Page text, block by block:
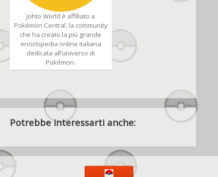
Johto World è affiliato a
Pokémon Central, la community
che ha creato la più grande
enciclopedia online italiana
dedicata all’universo di
Pokémon.
Potrebbe interessarti anche: